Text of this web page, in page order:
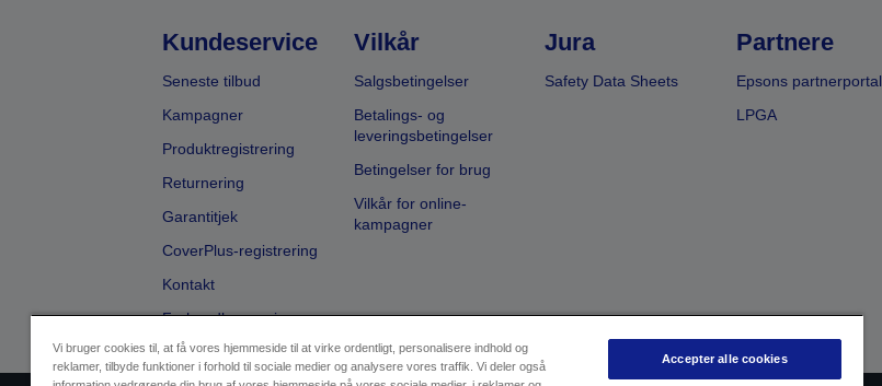
Kundeservice
Seneste tilbud
Kampagner
Produktregistrering
Returnering
Garantitjek
CoverPlus-registrering
Kontakt
Forhandlersøgning
Vilkår
Salgsbetingelser
Betalings- og
leveringsbetingelser
Betingelser for brug
Vilkår for online-
kampagner
Jura
Safety Data Sheets
Partnere
Epsons partnerportal
LPGA
Vi bruger cookies til, at få vores hjemmeside til at virke ordentligt, personalisere indhold og
reklamer, tilbyde funktioner i forhold til sociale medier og analysere vores traffik. Vi deler også
Accepter alle cookies